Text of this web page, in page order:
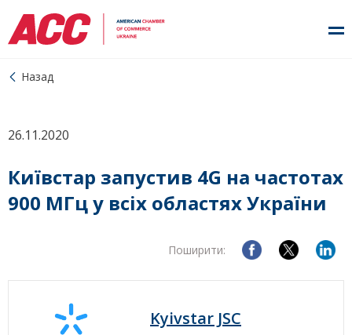
Назад
26.11.2020
Київстар запустив 4G на частотах
900 МГц у всіх областях України
Поширити:
Kyivstar JSC